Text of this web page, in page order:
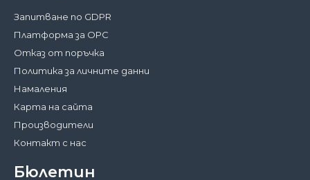
Запитване по GDPR
Платформа за ОРС
Отказ от поръчка
Политика за личните данни
Намаления
Карта на сайта
Производители
Контакт с нас
Бюлетин